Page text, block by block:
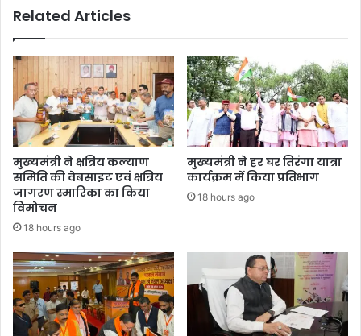
Related Articles
मुख्यमंत्री ने क्षत्रिय कल्याण
समिति की वेबसाइट एवं क्षत्रिय
जागरण स्मारिका का किया
विमोचन
18 hours ago
मुख्यमंत्री ने हर घर तिरंगा यात्रा
कार्यक्रम में किया प्रतिभाग
18 hours ago